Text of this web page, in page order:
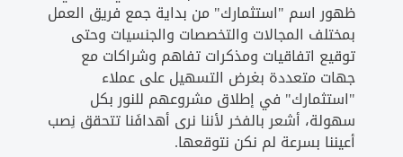
ظهور اسم "استثمارك" من بداية جمع فريق العمل
بمختلف المجالات والتخصصات والجنسيات وحتى
توقيع اتفاقيات ومذكرات تفاهم وشراكات مع
جهات متعددة بغرض التسهيل على عملاء
"استثمارك" في إطلاق مشروعهم للنور بكل
سهولة، أشعر بالفخر لأننا نرى أهدافَنا تتحقق نِصب
أعيننا بسرعة لم نكن نتوقعها.